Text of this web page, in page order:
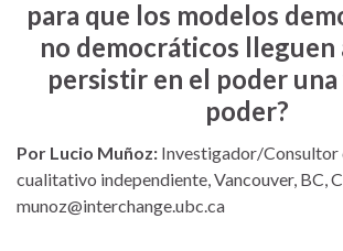
para que los modelos
no democráticos lleguen
persistir en el poder una
poder?
Por Lucio Muñoz: Investigador/
cualitativo independiente, Vancouver, BC,
munoz@interchange.ubc.ca